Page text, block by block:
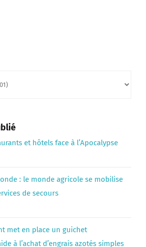
et hôtels face à l’Apocalypse
: le monde agricole se mobilise
de secours
met en place un guichet
à l’achat d’engrais azotés simples